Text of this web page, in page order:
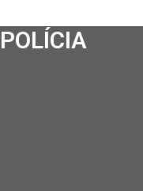
POLÍCIA